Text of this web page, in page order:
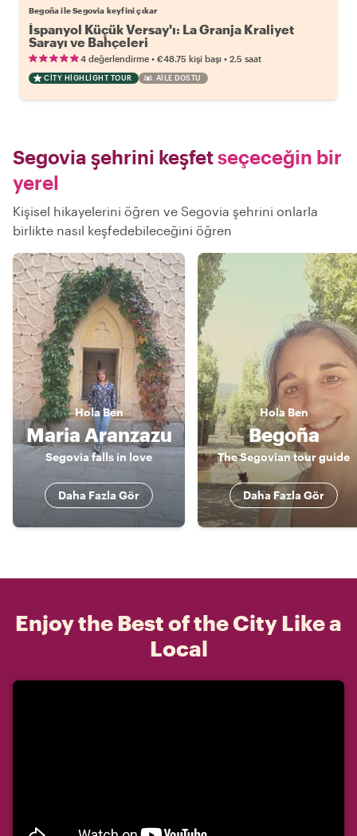
Begoña ile Segovia keyfini çıkar
İspanyol Küçük Versay'ı: La Granja Kraliyet
Sarayı ve Bahçeleri
4 değerlendirme • €48.75 kişi başı • 2.5 saat
CITY HIGHLIGHT TOUR AILE DOSTU
Segovia şehrini keşfetseçeceğin bir
yerel
Kişisel hikayelerini öğren ve Segovia şehrini onlarla
birlikte nasıl keşfedebileceğini öğren
HolaBen
Maria Aranzazu
Segovia falls in love
Daha Fazla Gör
Hola Ben
Begoña
The Segovian tour guide
Daha Fazla Gör
Enjoy the Best of the City Like a
Local